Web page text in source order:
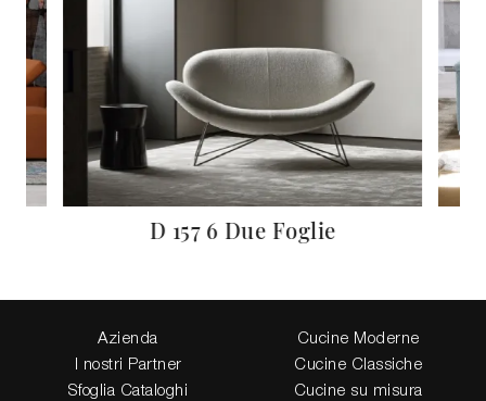
D 157 6 Due Foglie
Azienda
I nostri Partner
Sfoglia Cataloghi
Cucine Moderne
Cucine Classiche
Cucine su misura